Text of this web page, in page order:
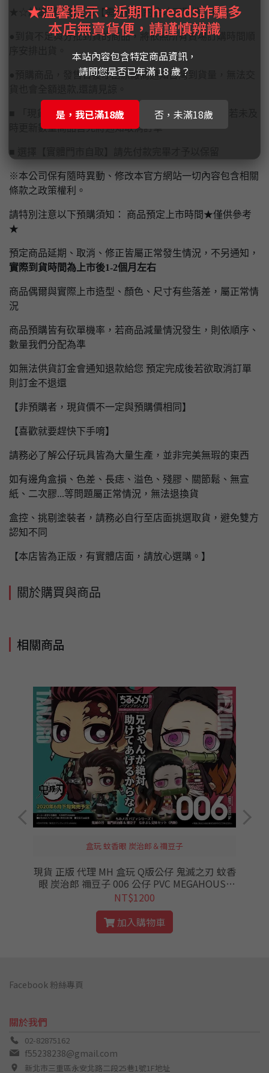
★☆超過預定截止日【需支付違約金才可取消】★☆
●到貨不足與分批到貨的商品，將依照所有賣場訂購時間順
●預購商品，發售日後才由原廠商通知台灣到貨量，無法交
■ 「現貨商品」仍於各大賣場和實體店面同步販售，若未及
時更新數量商品售完將通知取消訂單
※本公司保有隨時異動、修改本官方網站一切內容包含相關
條款之政策權利。
請特別注意以下預購須知： 商品預定上市時間★僅供參考
★
預定商品延期、取消、修正皆屬正常發生情況，不另通知，
實際到貨時間為上市後1-2個月左右
商品偶爾與實際上市造型、顏色、尺寸有些落差，屬正常情
況
商品預購皆有砍單機率，若商品減量情況發生，則依順序、
數量我們分配為準
如無法供貨訂金會通知退款給您 預定完成後若欲取消訂單
則訂金不退還
【非預購者，現貨價不一定與預購價相同】
【喜歡就要趕快下手唷】
請務必了解公仔玩具皆為大量生產，並非完美無瑕的東西
如有邊角盒損、色差、長痣、溢色、殘膠、關節鬆、無宣
紙、二次膠...等問題屬正常情況，無法退換貨
盒控、挑剔塗裝者，請務必自行至店面挑選取貨，避免雙方
認知不同
【本店皆為正版，有實體店面，請放心選購。】
關於購買與商品
相關商品
盒玩 蚊香眼 炭治郎＆禰豆子
現貨 正版 代理 MH 盒玩 Q版公仔 鬼滅之刃 蚊香
眼 炭治郎 禰豆子 006 公仔 PVC MEGAHOUSE
鬼滅 竈門炭治郎＆禰豆子
NT$1200
加入購物車
關於我們
02-82875162
f55238238@gmail.com
新北市三重區永安北路二段25巷1號1F地址
Facebook 粉絲專頁
★溫馨提示：近期Threads詐騙多
本店無賣貨便，請謹慎辨識
本站內容包含特定商品資訊，
請問您是否已年滿 18 歲？
是，我已滿18歲 否，未滿18歲